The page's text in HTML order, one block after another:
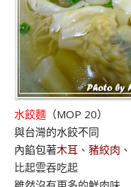
水餃麵 （MOP 20）
與台灣的水餃不同
內餡包著木耳 、 豬絞肉 、
比起雲吞吃起